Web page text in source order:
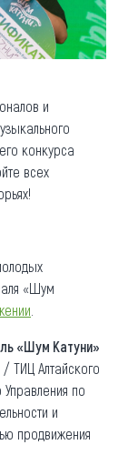
и
конкурса
всех
«Шум
и
«Шум Катуни»
ТИЦ Алтайского
по
и
продвижения